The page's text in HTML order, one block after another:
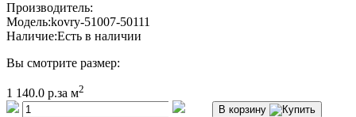
Производитель:
Модель:kovry-51007-50111
Наличие:Есть в наличии
Вы смотрите размер:
1 140.0 р.за м2
В корзину